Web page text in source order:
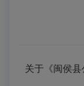
关于《闽侯